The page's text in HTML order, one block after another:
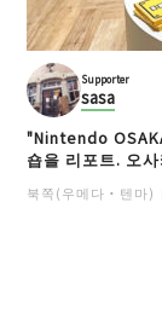
Supporter
sasa
"Nintendo
숍을 리포트. 오
북쪽(우메다・텐마)